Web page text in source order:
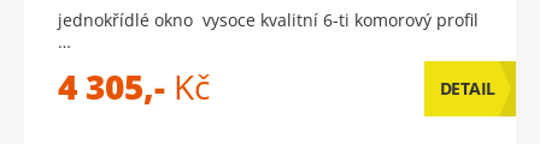
jednokřídlé okno vysoce kvalitní 6-ti komorový profil
…
4 305,- Kč DETAIL